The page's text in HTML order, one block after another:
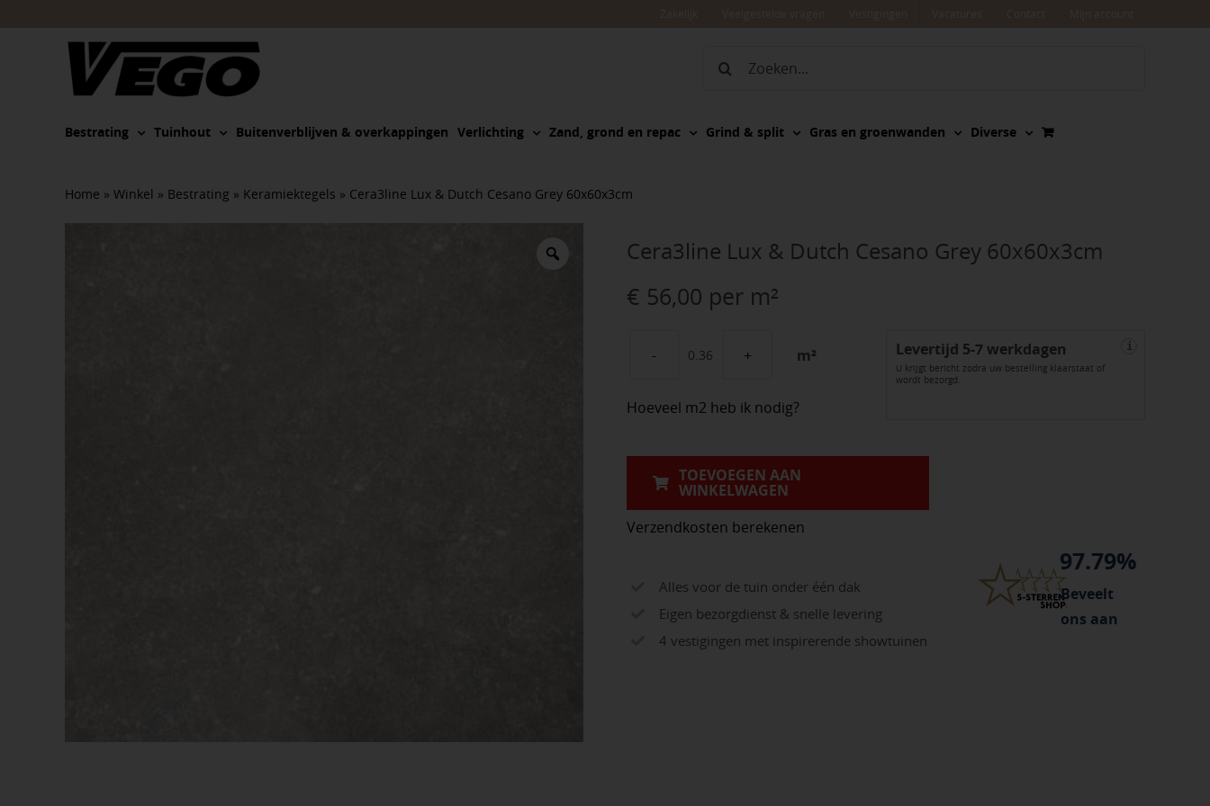
Zoeken
Bestrating Tuinhout Buitenverblijven & overkappingen Verlichting Zand, grond en repac Grind & split Gras en groenwanden Diverse
Home » Winkel » Bestrating » Keramiektegels » Cera3line Lux & Dutch Cesano Grey 60x60x3cm
Cera3line Lux & Dutch Cesano Grey 60x60x3cm
€ 56,00 per m²
Cera3line
&
Cesano
Grey
60x60x3cm
m² Levertijd 5-7 werkdagen
U krijgt bericht zodra uw bestelling klaarstaat of
wordt bezorgd.
i
Hoeveel m2 heb ik nodig?
TOEVOEGEN AAN
WINKELWAGEN
Verzendkosten berekenen
Alles voor de tuin onder één dak
Eigen bezorgdienst & snelle levering
4 vestigingen met inspirerende showtuinen
97.79%
Beveelt
ons aan